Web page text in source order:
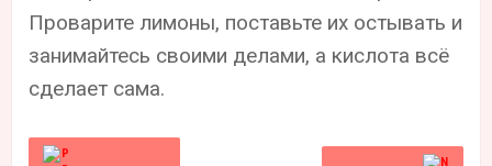
Проварите лимоны, поставьте их остывать и
занимайтесь своими делами, а кислота всё
сделает сама.